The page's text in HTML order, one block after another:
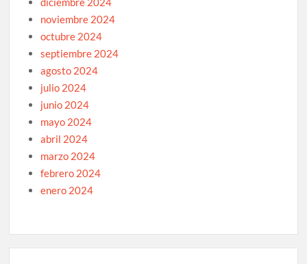
noviembre 2024
octubre 2024
septiembre 2024
agosto 2024
julio 2024
junio 2024
mayo 2024
abril 2024
marzo 2024
febrero 2024
enero 2024